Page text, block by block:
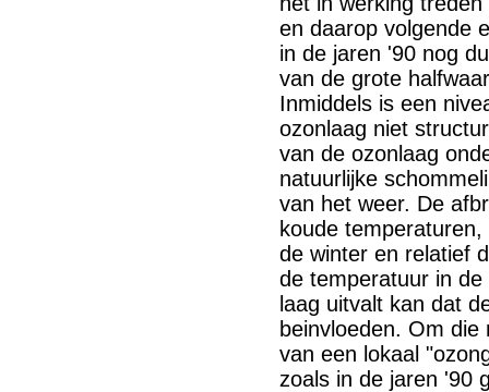
en daarop volgende
in de jaren '90 nog
van de grote
Inmiddels is een
ozonlaag niet
van de ozonlaag
natuurlijke
van het weer. De
koude
de winter en relatief
de temperatuur in
laag uitvalt kan dat
beinvloeden. Om
van een lokaal
zoals in de jaren '90